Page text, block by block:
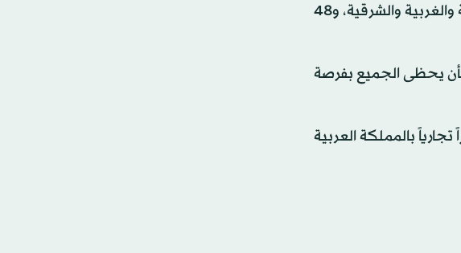
ويتضمن المهرجان 350 عرضاً ترفيهياً، و40 عرضاً شعبياً لجميع الثقافات الوسطى والشمالية والجنوبية والغربية والشرقية، و48
بأن يحظى الجميع بفرصة
رائدة في إدارة وتشغيل المراكز التجارية، وتشغّل حالياً أكثر من 13 مركزاً تجارياً بالمملكة العربية